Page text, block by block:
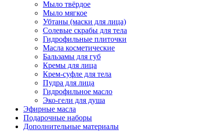
Мыло твёрдое
Мыло мягкое
Убтаны (маски для лица)
Солевые скрабы для тела
Гидрофильные плиточки
Масла косметические
Бальзамы для губ
Кремы для лица
Крем-суфле для тела
Пудра для лица
Гидрофильное масло
Эко-гели для душа
Эфирные масла
Подарочные наборы
Дополнительные материалы